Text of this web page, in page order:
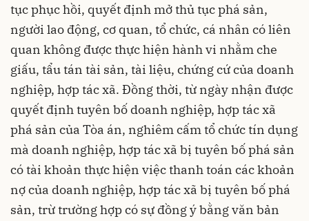
tục phục hồi, quyết định mở thủ tục phá sản,
người lao động, cơ quan, tổ chức, cá nhân có liên
quan không được thực hiện hành vi nhằm che
giấu, tẩu tán tài sản, tài liệu, chứng cứ của doanh
nghiệp, hợp tác xã. Đồng thời, từ ngày nhận được
quyết định tuyên bố doanh nghiệp, hợp tác xã
phá sản của Tòa án, nghiêm cấm tổ chức tín dụng
mà doanh nghiệp, hợp tác xã bị tuyên bố phá sản
có tài khoản thực hiện việc thanh toán các khoản
nợ của doanh nghiệp, hợp tác xã bị tuyên bố phá
sản, trừ trường hợp có sự đồng ý bằng văn bản